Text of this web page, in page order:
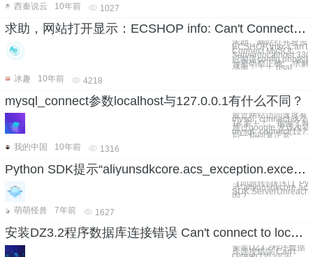
西秦说云 10年前 1027
求助，网站打开显示：ECSHOP info: Can't Connect MySQL Server(localhost:3306)!
求助，网站打开显示
ECSHOP info: Can't
Connect MySQL
已验证config.php的账
号密码都正确。 求解
感谢！！！ dsaf
冰趣
10年前 4218
mysql_connect参数localhost与127.0.0.1有什么不同？
最近网站访问速度有
mysql_connect 这个
1s 多！！。拖慢了
通过google 发现改成
后一切回复正常
我的中国
10年前 1316
Python SDK提示“aliyunsdkcore.acs_exception.exceptions.ClientException: SDK.ServerUnreachable Unable to connect server”是什么原因？
【问题转自钉钉】
示
因？
萌萌怪兽
7年前 1627
安装DZ3.2程序数据库连接错误 Can't connect to local MySQL server through socket '/tmp/mysql.sock' (2)
安装DZ3.2程序数据
库连接错误 Can't